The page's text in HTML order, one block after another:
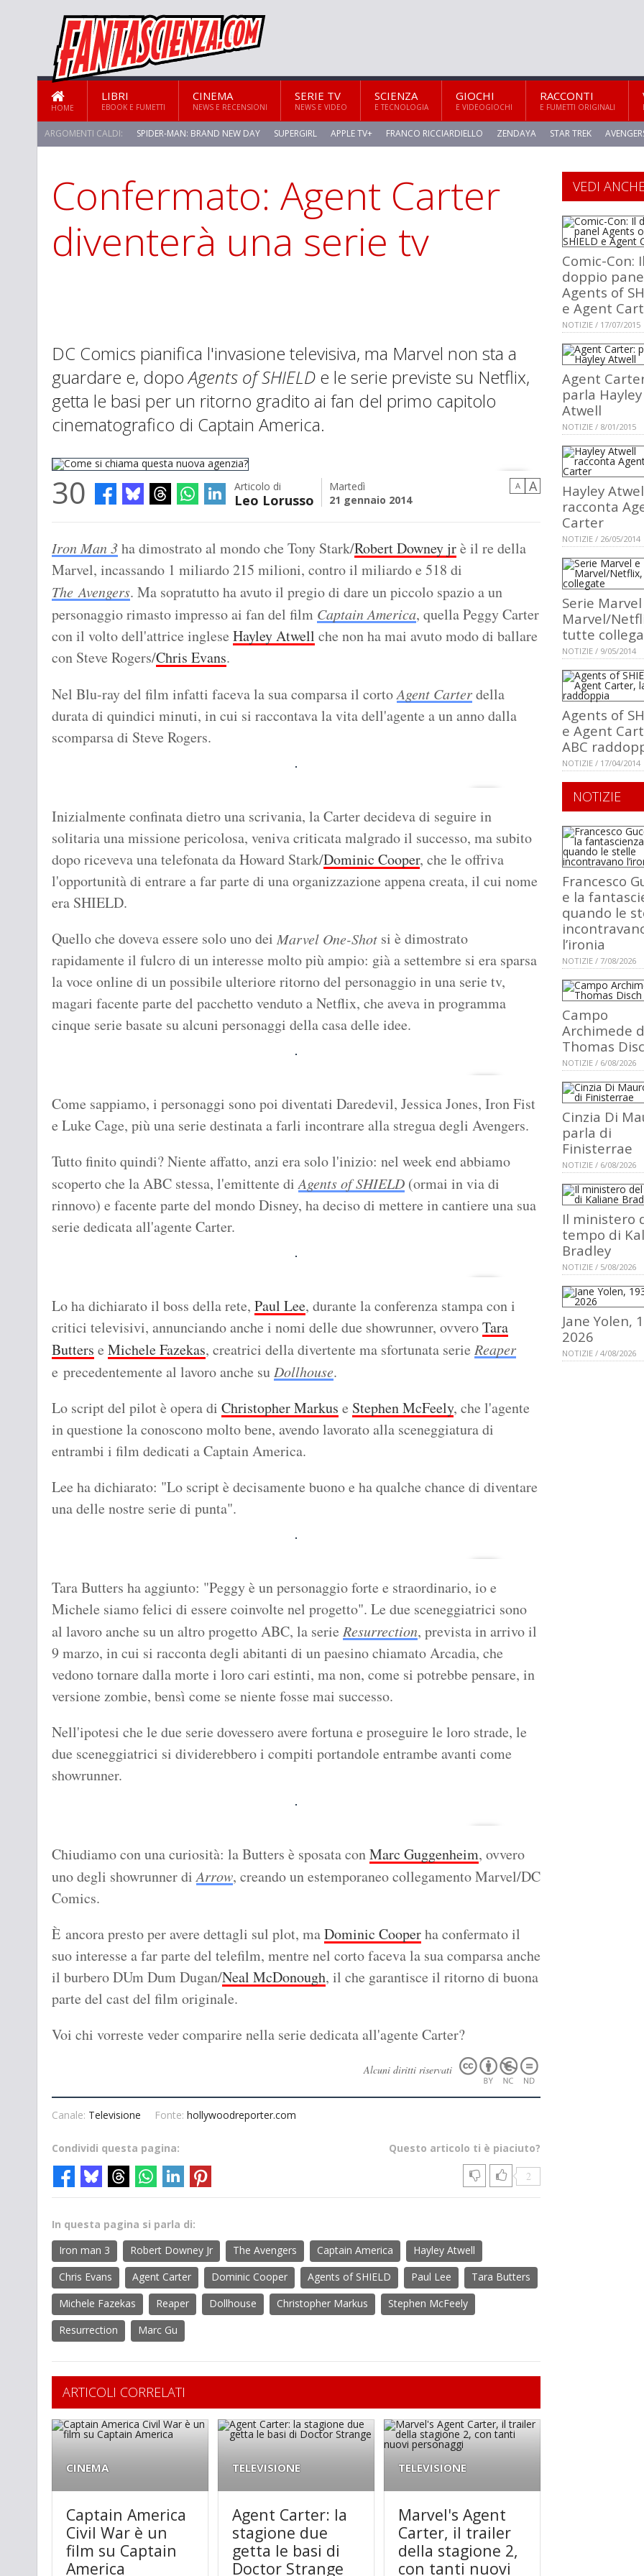
HOME
LIBRI
EBOOK E FUMETTI
CINEMA
NEWS E RECENSIONI
SERIE TV
NEWS E VIDEO
SCIENZA
E TECNOLOGIA
GIOCHI
E VIDEOGIOCHI
RACCONTI
E FUMETTI ORIGINALI
ARGOMENTI CALDI: SPIDER-MAN: BRAND NEW DAY SUPERGIRL APPLE TV+ FRANCO RICCIARDIELLO ZENDAYA STAR TREK
STAR TREK: STRANGE NEW WORLDS
Confermato: Agent Carter
diventerà una serie tv
DC Comics pianifica l'invasione televisiva, ma Marvel non sta a
guardare e, dopoAgents of SHIELD e le serie previste su Netflix,
getta le basi per un ritorno gradito ai fan del primo capitolo
cinematografico di Captain America.
30 Articolo di
Leo Lorusso
Martedì
21 gennaio 2014
A A
Iron Man 3ha dimostrato al mondo che Tony Stark/Robert Downey jrè il re della
Marvel, incassando 1 miliardo 215 milioni, contro il miliardo e 518 di
The Avengers. Ma sopratutto ha avuto il pregio di dare un piccolo spazio a un
personaggio rimasto impresso ai fan del film Captain America, quella Peggy Carter
con il volto dell'attrice inglese Hayley Atwell che non ha mai avuto modo di ballare
con Steve Rogers/Chris Evans.
Nel Blu-ray del film infatti faceva la sua comparsa il cortoAgent Carterdella
durata di quindici minuti, in cui si raccontava la vita dell'agente a un anno dalla
scomparsa di Steve Rogers.
Inizialmente confinata dietro una scrivania, la Carter decideva di seguire in
solitaria una missione pericolosa, veniva criticata malgrado il successo, ma subito
dopo riceveva una telefonata da Howard Stark/Dominic Cooper, che le offriva
l'opportunità di entrare a far parte di una organizzazione appena creata, il cui nome
era SHIELD.
Quello che doveva essere solo uno dei Marvel One-Shot si è dimostrato
rapidamente il fulcro di un interesse molto più ampio: già a settembre si era sparsa
la voce online di un possibile ulteriore ritorno del personaggio in una serie tv,
magari facente parte del pacchetto venduto a Netflix, che aveva in programma
cinque serie basate su alcuni personaggi della casa delle idee.
Come sappiamo, i personaggi sono poi diventati Daredevil, Jessica Jones, Iron Fist
e Luke Cage, più una serie destinata a farli incontrare alla stregua degli Avengers.
Tutto finito quindi? Niente affatto, anzi era solo l'inizio: nel week end abbiamo
scoperto che la ABC stessa, l'emittente diAgents of SHIELD (ormai in via di
rinnovo) e facente parte del mondo Disney, ha deciso di mettere in cantiere una sua
serie dedicata all'agente Carter.
Lo ha dichiarato il boss della rete, Paul Lee, durante la conferenza stampa con i
critici televisivi, annunciando anche i nomi delle due showrunner, ovveroTara
Butters e Michele Fazekas, creatrici della divertente ma sfortunata serie Reaper
e precedentemente al lavoro anche suDollhouse.
Lo script del pilot è opera di Christopher Markus e Stephen McFeely, che l'agente
in questione la conoscono molto bene, avendo lavorato alla sceneggiatura di
entrambi i film dedicati a Captain America.
Lee ha dichiarato: "Lo script è decisamente buono e ha qualche chance di diventare
una delle nostre serie di punta".
Tara Butters ha aggiunto: "Peggy è un personaggio forte e straordinario, io e
Michele siamo felici di essere coinvolte nel progetto". Le due sceneggiatrici sono
al lavoro anche su un altro progetto ABC, la serie Resurrection, prevista in arrivo il
9 marzo, in cui si racconta degli abitanti di un paesino chiamato Arcadia, che
vedono tornare dalla morte i loro cari estinti, ma non, come si potrebbe pensare, in
versione zombie, bensì come se niente fosse mai successo.
Nell'ipotesi che le due serie dovessero avere fortuna e proseguire le loro strade, le
due sceneggiatrici si dividerebbero i compiti portandole entrambe avanti come
showrunner.
Chiudiamo con una curiosità: la Butters è sposata conMarc Guggenheim, ovvero
uno degli showrunner diArrow, creando un estemporaneo collegamento Marvel/DC
Comics.
È ancora presto per avere dettagli sul plot, maDominic Cooperha confermato il
suo interesse a far parte del telefilm, mentre nel corto faceva la sua comparsa anche
il burbero DUm Dum Dugan/Neal McDonough, il che garantisce il ritorno di buona
parte del cast del film originale.
Voi chi vorreste veder comparire nella serie dedicata all'agente Carter?
Alcuni diritti riservati
Canale: Televisione Fonte: hollywoodreporter.com
Questo articolo ti è piaciuto?
2
Condividi questa pagina:
In questa pagina si parla di:
Iron man 3
Robert Downey Jr The Avengers Captain America
Hayley Atwell
Chris Evans
Agent Carter Dominic Cooper Agents of SHIELD Paul Lee
Tara Butters
Michele Fazekas
Reaper Dollhouse Christopher Markus
Stephen McFeely
Resurrection
Marc Gu
ARTICOLI CORRELATI
CINEMA
Captain America
Civil War è un
film su Captain
America
TELEVISIONE
Agent Carter: la
stagione due
getta le basi di
Doctor Strange
TELEVISIONE
Marvel's Agent
Carter, il trailer
della stagione 2,
con tanti nuovi
VEDI ANCHE
Comic-Con: Il
doppio
Agents of
e Agent
NOTIZIE / 17/07/2015
Agent
parla Hayley
Atwell
NOTIZIE / 8/01/2015
Hayley
racconta
Carter
NOTIZIE / 26/05/2014
Serie
Marvel/
tutte
NOTIZIE / 9/05/2014
Agents of
e Agent
ABC
NOTIZIE / 17/04/2014
NOTIZIE
Francesco
e la
quando le
l’ironia
NOTIZIE / 7/08/2026
Campo
Archimede
Thomas
NOTIZIE / 6/08/2026
Cinzia Di
parla di
Finisterrae
NOTIZIE / 6/08/2026
Il ministero
tempo di
Bradley
NOTIZIE / 5/08/2026
Jane Yolen,
2026
NOTIZIE / 4/08/2026